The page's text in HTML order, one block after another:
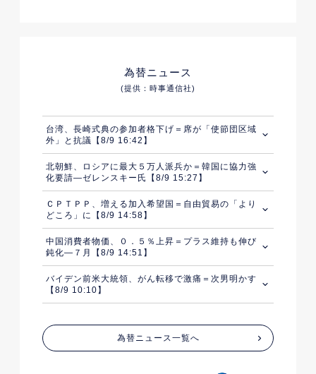
為替ニュース
(提供：時事通信社)
台湾、長崎式典の参加者格下げ＝席が「使節団区域
外」と抗議【8/9 16:42】
北朝鮮、ロシアに最大５万人派兵か＝韓国に協力強
化要請―ゼレンスキー氏【8/9 15:27】
ＣＰＴＰＰ、増える加入希望国＝自由貿易の「より
どころ」に【8/9 14:58】
中国消費者物価、０．５％上昇＝プラス維持も伸び
鈍化―７月【8/9 14:51】
バイデン前米大統領、がん転移で激痛＝次男明かす
【8/9 10:10】
為替ニュース一覧へ